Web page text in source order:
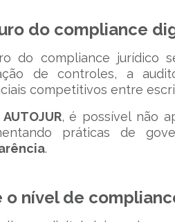
do compliance
do compliance jurídico
de controles, a
competitivos entre
AUTOJUR, é possível não
práticas de
.
o nível de